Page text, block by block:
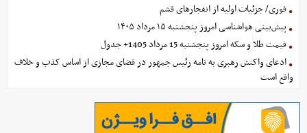
فوری/ جزئیات اولیه از انفجارهای قشم
پیش‌بینی هواشناسی امروز پنجشنبه ۱۵ مرداد ۱۴۰۵
قیمت طلا و سکه امروز پنجشنبه 15 مرداد 1405+ جدول
ادعای واکنش رهبری به نامه رئیس جمهور در فضای مجازی از اساس کذب و خلاف
واقع است